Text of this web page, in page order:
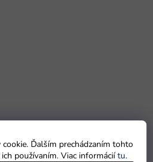
Ďalším prechádzaním tohto
používaním. Viac informáciítu.